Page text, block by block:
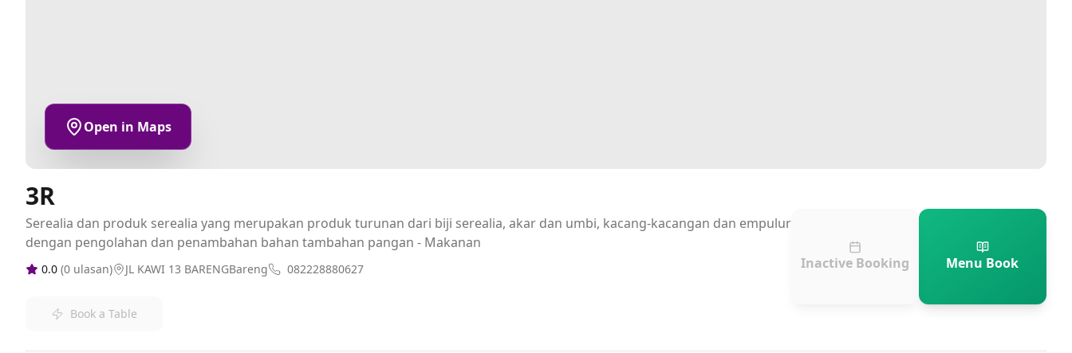
Open in Maps
3R
Serealia dan produk serealia yang merupakan produk turunan dari biji serealia, akar dan umbi, kacang-kacangan dan empulur
dengan pengolahan dan penambahan bahan tambahan pangan - Makanan
0.0 (0 ulasan) JL KAWI 13 BARENGBareng 082228880627
Book a Table
Inactive Booking Menu Book